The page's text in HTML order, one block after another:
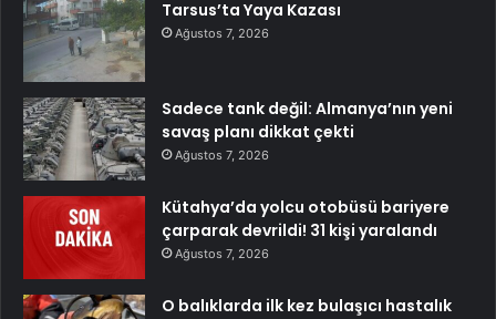
Tarsus’ta Yaya Kazası
Ağustos 7, 2026
Sadece tank değil: Almanya’nın yeni
savaş planı dikkat çekti
Ağustos 7, 2026
Kütahya’da yolcu otobüsü bariyere
çarparak devrildi! 31 kişi yaralandı
Ağustos 7, 2026
O balıklarda ilk kez bulaşıcı hastalık